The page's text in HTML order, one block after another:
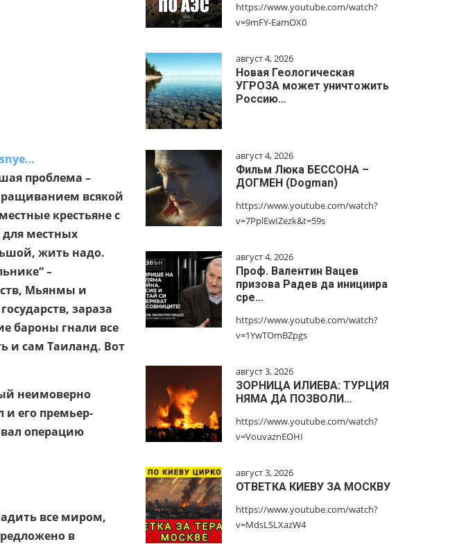
проблема –
всякой
крестьяне с
местных
жить надо.
–
Мьянмы и
зараза
бароны гнали все
и сам Таиланд. Вот
неимоверно
его премьер-
операцию
все миром,
в
https://www.youtube.com/watch?
v=9mFY-EamOX0
август 4, 2026
Новая Геологическая
УГРОЗА может уничтожить
Россию…
август 4, 2026
Фильм Люка БЕССОНА –
ДОГМЕН (Dogman)
https://www.youtube.com/watch?
v=7PplEwIZezk&t=59s
август 4, 2026
Проф. Валентин Вацев
призова Радев да инициира
сре…
https://www.youtube.com/watch?
v=1YwTOmBZpgs
август 3, 2026
ЗОРНИЦА ИЛИЕВА: ТУРЦИЯ
НЯМА ДА ПОЗВОЛИ…
https://www.youtube.com/watch?
v=VouvaznEOHI
август 3, 2026
ОТВЕТКА КИЕВУ ЗА МОСКВУ
https://www.youtube.com/watch?
v=MdsLSLXazW4